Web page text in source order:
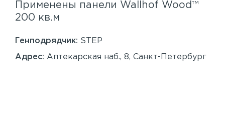
Применены панели Wallhof Wood™
200 кв.м
Генподрядчик: STEP
Адрес: Аптекарская наб., 8, Санкт-Петербург